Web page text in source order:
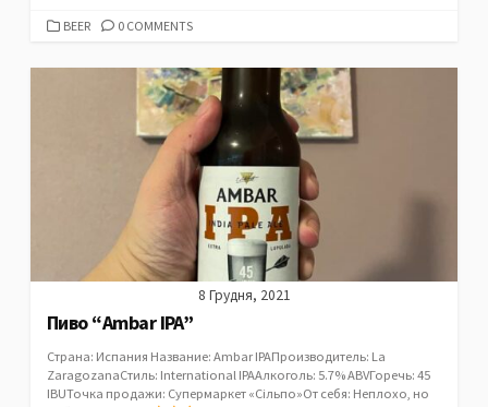
CATEGORIES
BEER 0 COMMENTS
8 Грудня, 2021
Пиво “Ambar IPA”
Страна: Испания Название: Ambar IPAПроизводитель: La
ZaragozanaСтиль: International IPAАлкоголь: 5.7% ABVГоречь: 45
IBUТочка продажи: Супермаркет «Сільпо»От себя: Неплохо, но